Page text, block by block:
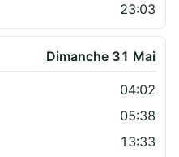
23:03
Dimanche 31 Mai
04:02
05:38
13:33